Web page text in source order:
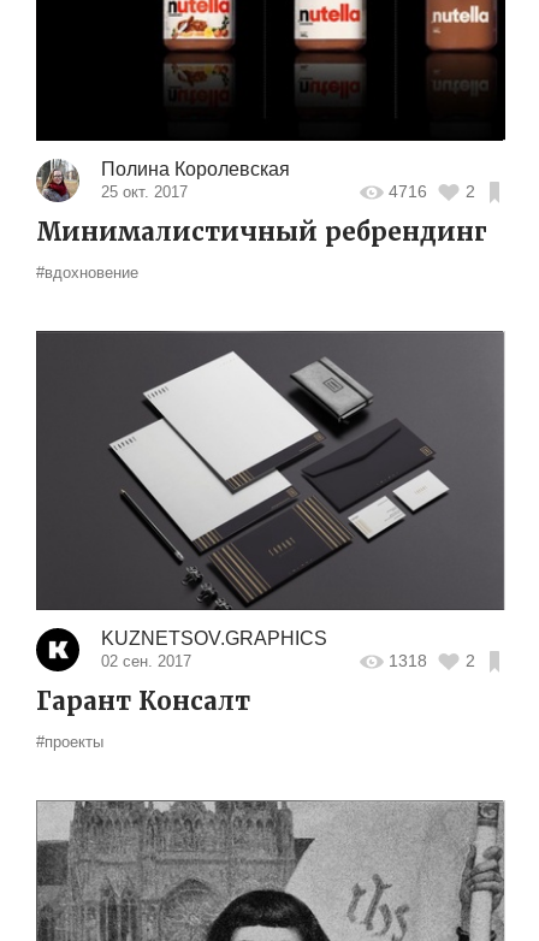
Полина Королевская
25 окт. 2017 4716 2
Минималистичный ребрендинг
#вдохновение
KUZNETSOV.GRAPHICS
02 сен. 2017 1318 2
Гарант Консалт
#проекты